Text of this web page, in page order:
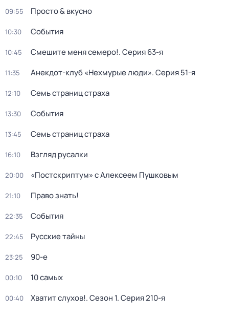
09:55 Просто & вкусно
10:30 События
10:45 Смешите меня семеро!. Серия 63-я
11:35 Анекдот-клуб «Нехмурые люди». Серия 51-я
12:10 Семь страниц страха
13:30 События
13:45 Семь страниц страха
16:10 Взгляд русалки
20:00 «Постскриптум» с Алексеем Пушковым
21:10 Право знать!
22:35 События
22:45 Русские тайны
23:25 90-е
00:10 10 самых
00:40 Хватит слухов!. Сезон 1. Серия 210-я